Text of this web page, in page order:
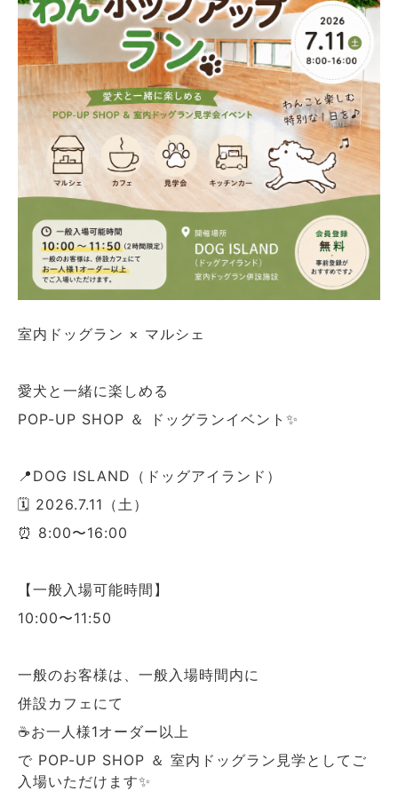
室内ドッグラン × マルシェ
愛犬と一緒に楽しめる
POP-UP SHOP ＆ ドッグランイベント✨
📍DOG ISLAND（ドッグアイランド）
🗓 2026.7.11（土）
⏰ 8:00〜16:00
【一般入場可能時間】
10:00〜11:50
一般のお客様は、一般入場時間内に
併設カフェにて
☕️お一人様1オーダー以上
で POP-UP SHOP ＆ 室内ドッグラン見学としてご
入場いただけます✨